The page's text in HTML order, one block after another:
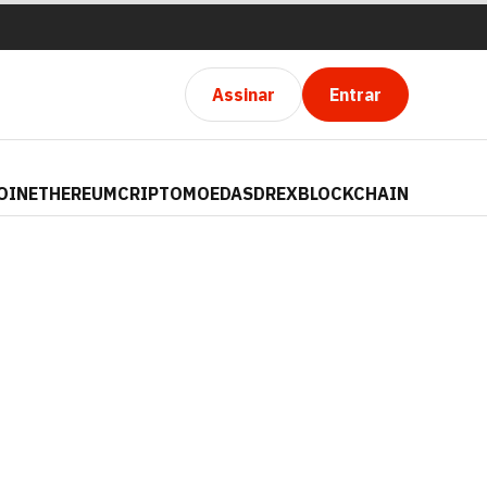
Assinar Entrar
ETHEREUMCRIPTOMOEDASDREXBLOCKCHAIN